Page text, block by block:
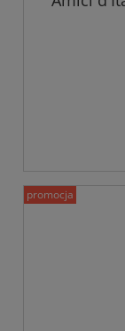
promocja